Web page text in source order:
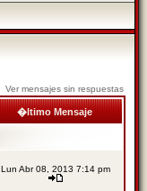
Ver mensajes sin respuestas
�ltimo Mensaje
Lun Abr 08, 2013 7:14 pm